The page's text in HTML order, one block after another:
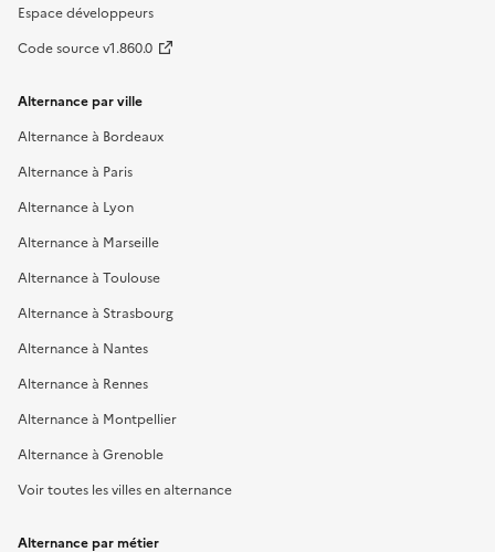
Espace développeurs
Code source v1.860.0
Alternance par ville
Alternance à Bordeaux
Alternance à Paris
Alternance à Lyon
Alternance à Marseille
Alternance à Toulouse
Alternance à Strasbourg
Alternance à Nantes
Alternance à Rennes
Alternance à Montpellier
Alternance à Grenoble
Voir toutes les villes en alternance
Alternance par métier